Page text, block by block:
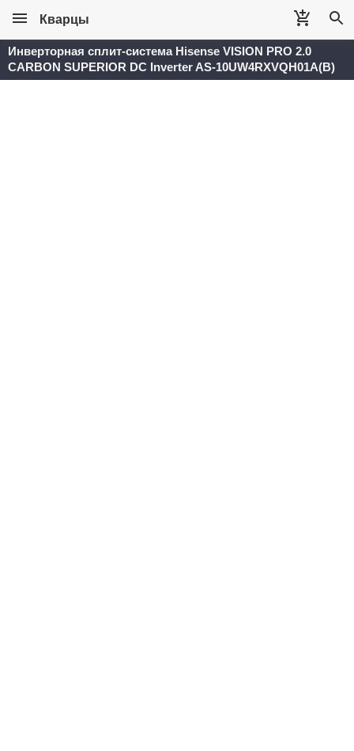
Кварцы
Инверторная сплит-система Hisense VISION PRO 2.0
CARBON SUPERIOR DC Inverter AS-10UW4RXVQH01A(B)